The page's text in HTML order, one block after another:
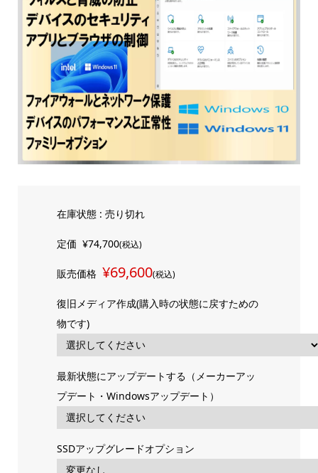
在庫状態 : 売り切れ
定価 ¥74,700(税込)
販売価格 ¥69,600(税込)
復旧メディア作成(購入時の状態に戻すための
物です)
最新状態にアップデートする（メーカーアッ
プデート・Windowsアップデート）
SSDアップグレードオプション